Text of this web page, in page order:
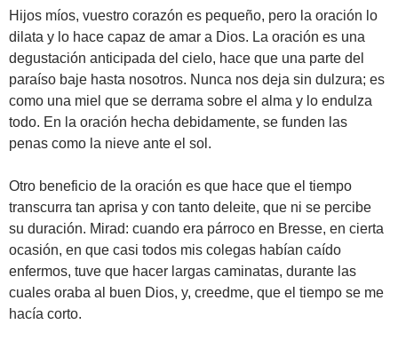
Hijos míos, vuestro corazón es pequeño, pero la oración lo
dilata y lo hace capaz de amar a Dios. La oración es una
degustación anticipada del cielo, hace que una parte del
paraíso baje hasta nosotros. Nunca nos deja sin dulzura; es
como una miel que se derrama sobre el alma y lo endulza
todo. En la oración hecha debidamente, se funden las
penas como la nieve ante el sol.
Otro beneficio de la oración es que hace que el tiempo
transcurra tan aprisa y con tanto deleite, que ni se percibe
su duración. Mirad: cuando era párroco en Bresse, en cierta
ocasión, en que casi todos mis colegas habían caído
enfermos, tuve que hacer largas caminatas, durante las
cuales oraba al buen Dios, y, creedme, que el tiempo se me
hacía corto.